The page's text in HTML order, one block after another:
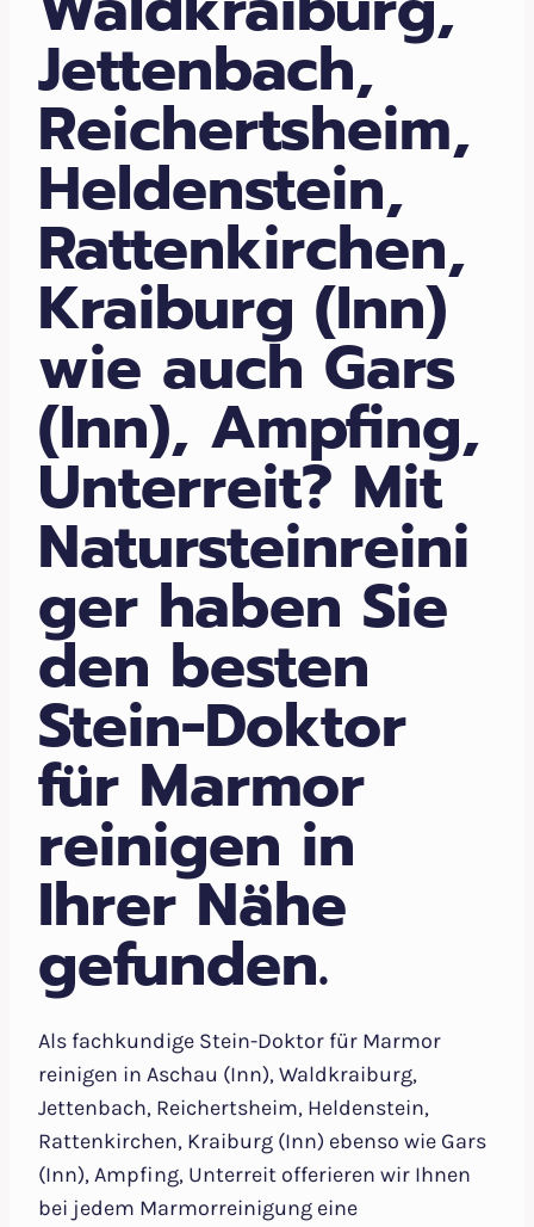
Jettenbach,
Reichertsheim,
Heldenstein,
Rattenkirchen,
Kraiburg (Inn)
wie auch Gars
(Inn), Ampfing,
Unterreit? Mit
Natursteinreini
ger haben Sie
den besten
Stein-Doktor
für Marmor
reinigen in
Ihrer Nähe
gefunden.
Als fachkundige Stein-Doktor für Marmor
reinigen in Aschau (Inn), Waldkraiburg,
Jettenbach, Reichertsheim, Heldenstein,
Rattenkirchen, Kraiburg (Inn) ebenso wie Gars
(Inn), Ampfing, Unterreit offerieren wir Ihnen
bei jedem Marmorreinigung eine